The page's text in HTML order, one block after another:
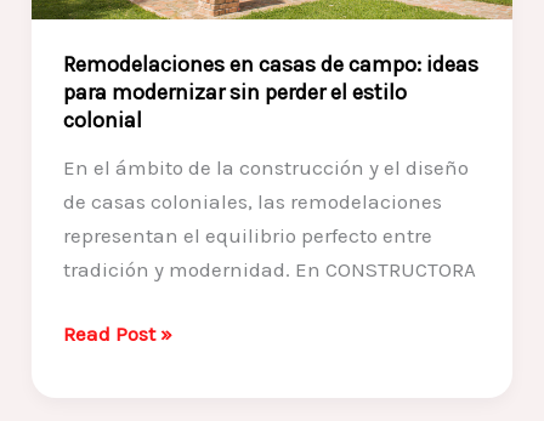
acogedores
en
Boyacá
Remodelaciones en casas de campo: ideas
para modernizar sin perder el estilo
colonial
En el ámbito de la construcción y el diseño
de casas coloniales, las remodelaciones
representan el equilibrio perfecto entre
tradición y modernidad. En CONSTRUCTORA
Remodelaciones
Read Post »